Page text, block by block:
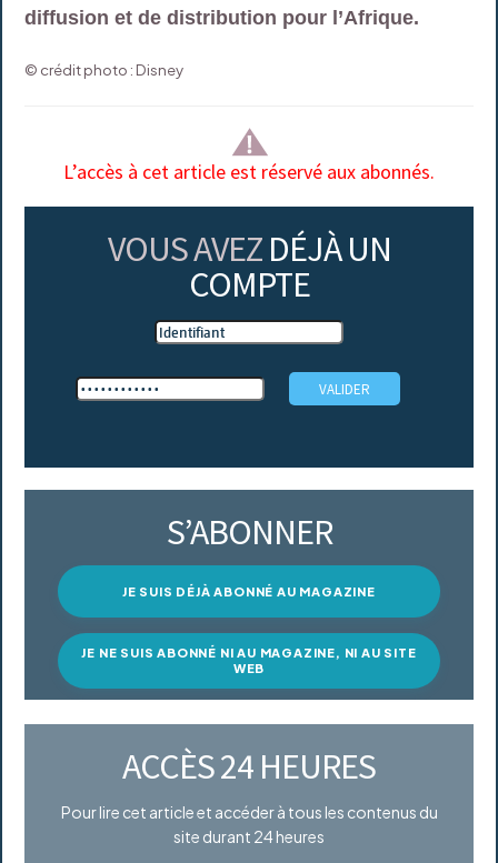
diffusion et de distribution pour l’Afrique.
© crédit photo : Disney
L’accès à cet article est réservé aux abonnés.
VOUS AVEZ DÉJÀ UN
COMPTE
S’ABONNER
JE SUIS DÉJÀ ABONNÉ AU MAGAZINE
JE NE SUIS ABONNÉ NI AU MAGAZINE, NI AU SITE
WEB
ACCÈS 24 HEURES
Pour lire cet article et accéder à tous les contenus du
site durant 24 heures